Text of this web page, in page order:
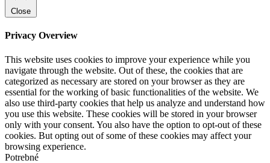
Close
Privacy Overview
This website uses cookies to improve your experience while you
navigate through the website. Out of these, the cookies that are
categorized as necessary are stored on your browser as they are
essential for the working of basic functionalities of the website. We
also use third-party cookies that help us analyze and understand how
you use this website. These cookies will be stored in your browser
only with your consent. You also have the option to opt-out of these
cookies. But opting out of some of these cookies may affect your
browsing experience.
Potrebné